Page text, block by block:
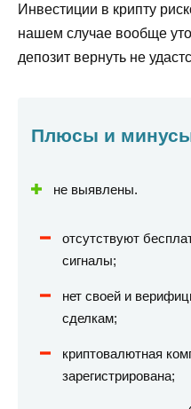
Инвестиции в крипту
нашем случае вообще
депозит вернуть не
Плюсы и
не выявлены.
отсутствуют
сигналы;
нет своей и
сделкам;
криптовалютная
зарегистрирована;